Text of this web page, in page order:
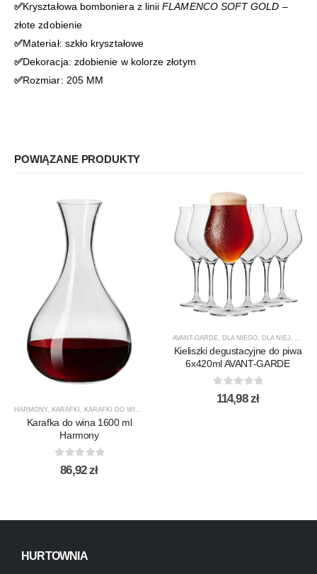
✅Kryształowa bomboniera z liniiFLAMENCO SOFT GOLD –
złote zdobienie
✅Materiał: szkło kryształowe
✅Dekoracja: zdobienie w kolorze złotym
✅Rozmiar: 205 MM
POWIĄZANE PRODUKTY
HARMONY, KARAFKI KARAFKI DO WINA
Karafka do wina 1600 ml
Harmony
out of 5
86,92zł
AVANT-GARDE, DLA NIEGO, DLA NIEJ ,
Kieliszki degustacyjne do piwa
6x420ml AVANT-GARDE
0out of 5
114,98zł
HURTOWNIA